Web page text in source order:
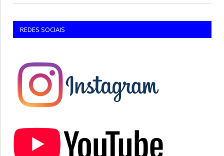
REDES SOCIAIS